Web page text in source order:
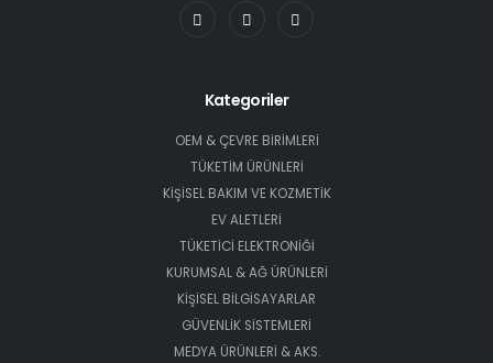
Kategoriler
OEM & ÇEVRE BİRİMLERİ
TÜKETİM ÜRÜNLERİ
KİŞİSEL BAKIM VE KOZMETİK
EV ALETLERİ
TÜKETİCİ ELEKTRONİĞİ
KURUMSAL & AĞ ÜRÜNLERİ
KİŞİSEL BİLGİSAYARLAR
GÜVENLİK SİSTEMLERİ
MEDYA ÜRÜNLERİ & AKS.